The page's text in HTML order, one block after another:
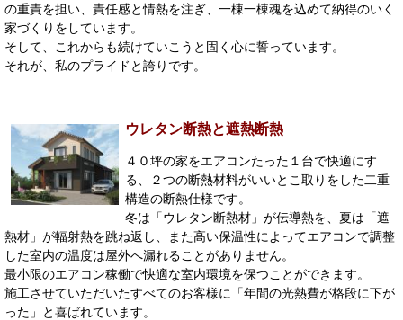
の重責を担い、責任感と情熱を注ぎ、一棟一棟魂を込めて納得のいく
家づくりをしています。
そして、これからも続けていこうと固く心に誓っています。
それが、私のプライドと誇りです。
ウレタン断熱と遮熱断熱
４０坪の家をエアコンたった１台で快適にす
る、２つの断熱材料がいいとこ取りをした二重
構造の断熱仕様です。
冬は「ウレタン断熱材」が伝導熱を、夏は「遮
熱材」が輻射熱を跳ね返し、また高い保温性によってエアコンで調整
した室内の温度は屋外へ漏れることがありません。
最小限のエアコン稼働で快適な室内環境を保つことができます。
施工させていただいたすべてのお客様に「年間の光熱費が格段に下が
った」と喜ばれています。